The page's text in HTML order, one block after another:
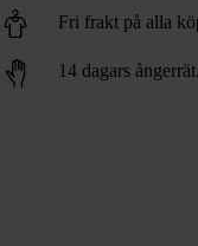
Fri frakt på alla
14 dagars